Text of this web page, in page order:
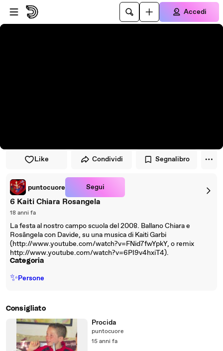
Vai al lettore
Passa al contenuto principale
Accedi
Like Condividi Segnalibro
puntocuore Segui
6 Kaiti Chiara Rosangela
18 anni fa
La festa al nostro campo scuola del 2008. Ballano Chiara e
Rosângela con Davide, su una musica di Kaiti Garbi
(http://www.youtube.com/watch?v=FNid7fwYpkY, o remix
http://www.youtube.com/watch?v=6PI9v4hxiT4).
Categoria
✨Persone
Consigliato
Procida
puntocuore
15 anni fa